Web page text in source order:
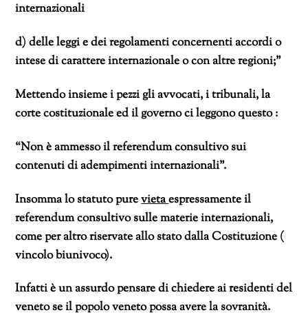
internazionali
d) delle leggi e dei regolamenti concernenti accordi o
intese di carattere internazionale o con altre regioni;”
Mettendo insieme i pezzi gli avvocati, i tribunali, la
corte costituzionale ed il governo ci leggono questo :
“Non è ammesso il referendum consultivo sui
contenuti di adempimenti internazionali”.
Insomma lo statuto purevietaespressamente il
referendum consultivo sulle materie internazionali,
come per altro riservate allo stato dalla Costituzione (
vincolo biunivoco).
Infatti è un assurdo pensare di chiedere ai residenti del
veneto se il popolo veneto possa avere la sovranità.